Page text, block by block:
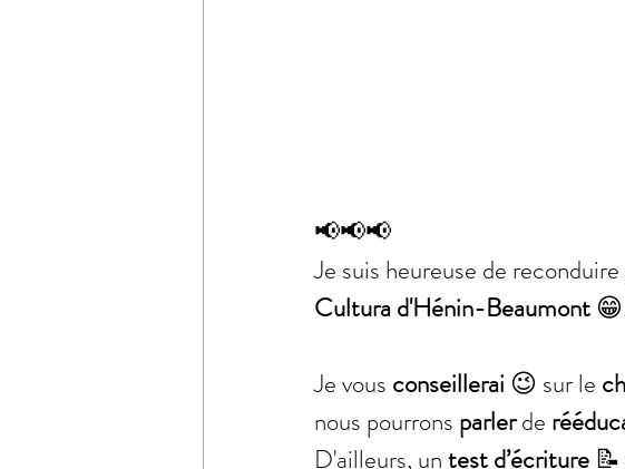
📢📢📢
Je suis heureuse de
Cultura d'Hénin-Beaumont
Je vous conseillerai 😉 sur le
nous pourrons parler de
D'ailleurs, un test d’écriture